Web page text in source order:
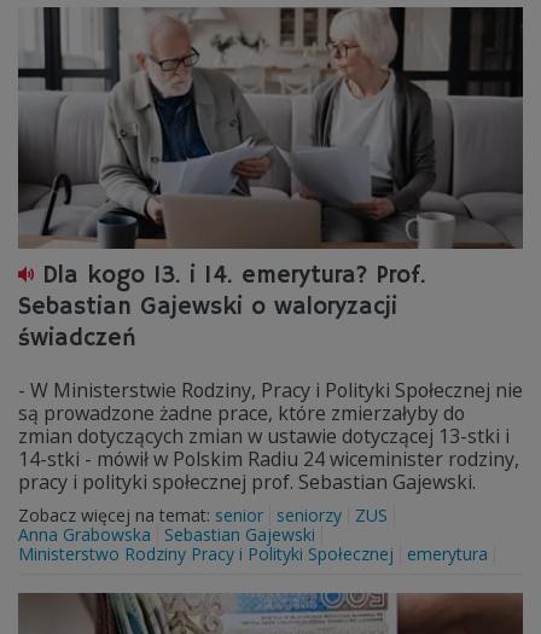
Dla kogo 13. i 14. emerytura? Prof.
Sebastian Gajewski o waloryzacji
świadczeń
- W Ministerstwie Rodziny, Pracy i Polityki Społecznej nie
są prowadzone żadne prace, które zmierzałyby do
zmian dotyczących zmian w ustawie dotyczącej 13-stki i
14-stki - mówił w Polskim Radiu 24 wiceminister rodziny,
pracy i polityki społecznej prof. Sebastian Gajewski.
Zobacz więcej na temat: senior seniorzy
ZUS
Anna Grabowska
Sebastian Gajewski
Ministerstwo Rodziny Pracy i Polityki Społecznej
emerytura